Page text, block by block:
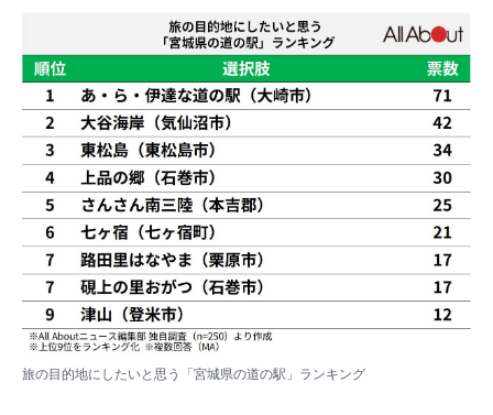
旅の目的地にしたいと思う「宮城県の道の駅」ランキング